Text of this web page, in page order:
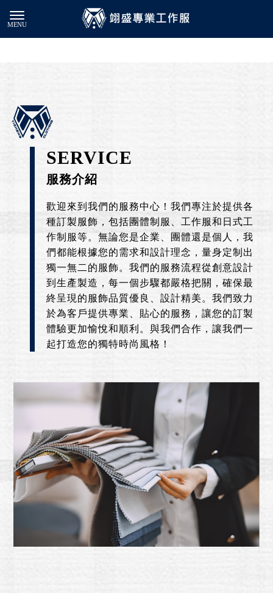
SERVICE
服務介紹
歡迎來到我們的服務中心！我們專注於提供各
種訂製服飾，包括團體制服、工作服和日式工
作制服等。無論您是企業、團體還是個人，我
們都能根據您的需求和設計理念，量身定制出
獨一無二的服飾。我們的服務流程從創意設計
到生產製造，每一個步驟都嚴格把關，確保最
終呈現的服飾品質優良、設計精美。我們致力
於為客戶提供專業、貼心的服務，讓您的訂製
體驗更加愉悅和順利。與我們合作，讓我們一
起打造您的獨特時尚風格！